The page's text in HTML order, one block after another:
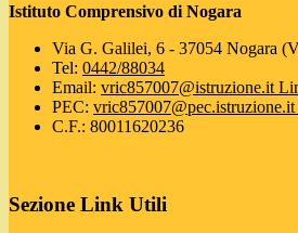
Istituto Comprensivo di Nogara
Via G. Galilei, 6 - 37054 Nogara
Tel: 0442/88034
Email: vric857007@istruzione.it
PEC: vric857007@pec.istruzione.it
C.F.: 80011620236
Sezione Link Utili